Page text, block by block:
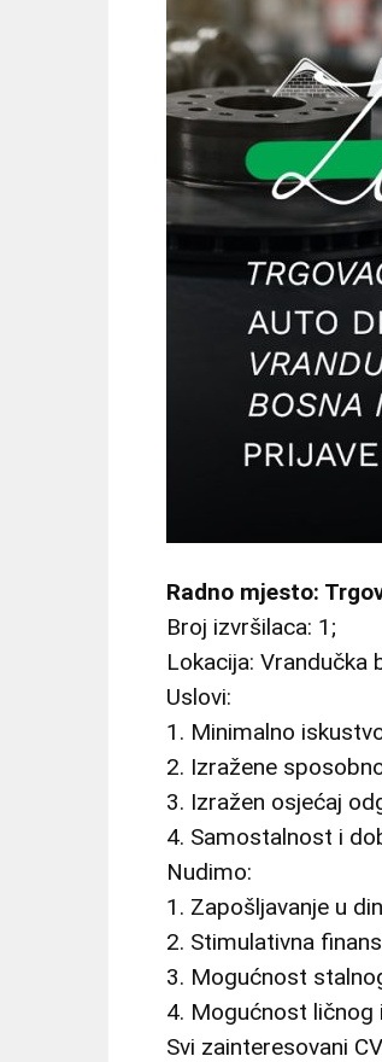
Radno mjesto:
Broj izvršilaca: 1;
Lokacija: Vrandučka
Uslovi:
1. Minimalno
2. Izražene
3. Izražen osjećaj
4. Samostalnost i
Nudimo:
1. Zapošljavanje u
2. Stimulativna
3. Mogućnost
4. Mogućnost ličnog
Svi zainteresovani